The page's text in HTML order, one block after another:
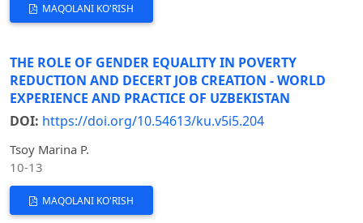
MAQOLANI KO'RISH
THE ROLE OF GENDER EQUALITY IN POVERTY
REDUCTION AND DECERT JOB CREATION - WORLD
EXPERIENCE AND PRACTICE OF UZBEKISTAN
DOI: https://doi.org/10.54613/ku.v5i5.204
Tsoy Marina P.
10-13
MAQOLANI KO'RISH